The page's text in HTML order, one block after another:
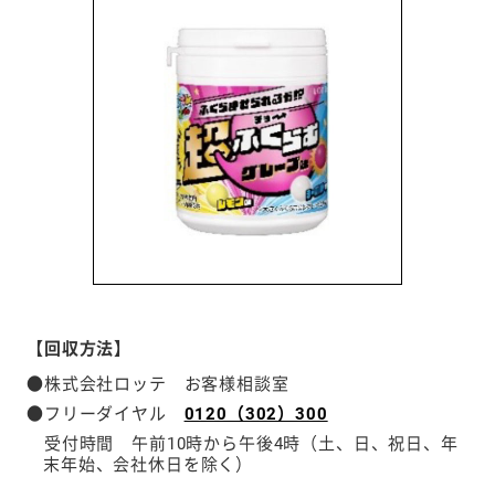
【回収方法】
●株式会社ロッテ お客様相談室
●フリーダイヤル 0120（302）300
受付時間 午前10時から午後4時（土、日、祝日、年
末年始、会社休日を除く）